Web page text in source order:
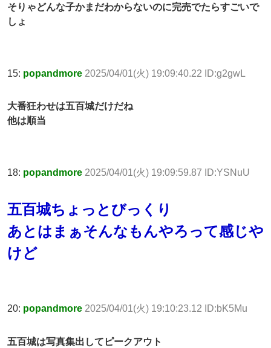
そりゃどんな子かまだわからないのに完売でたらすごいで
しょ
15: popandmore 2025/04/01(火) 19:09:40.22 ID:g2gwL
大番狂わせは五百城だけだね
他は順当
18: popandmore 2025/04/01(火) 19:09:59.87 ID:YSNuU
五百城ちょっとびっくり
あとはまぁそんなもんやろって感じや
けど
20: popandmore 2025/04/01(火) 19:10:23.12 ID:bK5Mu
五百城は写真集出してピークアウト